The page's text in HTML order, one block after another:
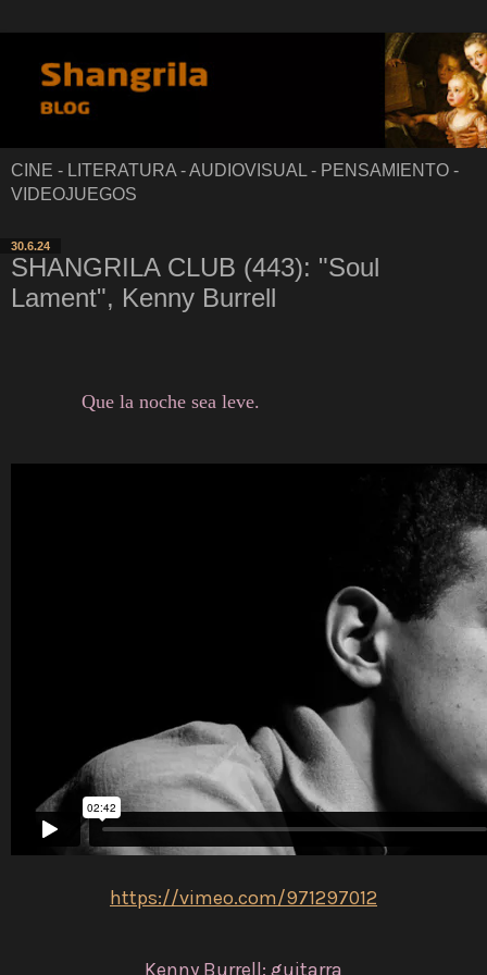
CINE - LITERATURA - AUDIOVISUAL - PENSAMIENTO -
VIDEOJUEGOS
30.6.24
SHANGRILA CLUB (443): "Soul
Lament", Kenny Burrell
Que la noche sea leve.
https://vimeo.com/971297012
Kenny Burrell: guitarra